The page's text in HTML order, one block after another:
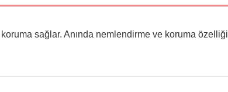
sağlar. Anında nemlendirme ve koruma